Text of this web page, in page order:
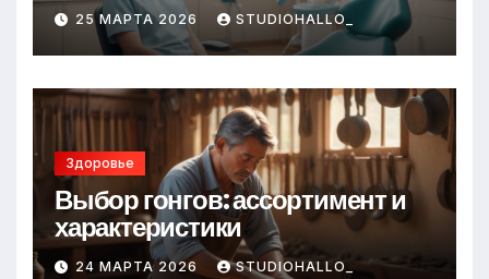
25 МАРТА 2026 STUDIOHALLO_
Здоровье
Выбор гонгов: ассортимент и
характеристики
24 МАРТА 2026 STUDIOHALLO_